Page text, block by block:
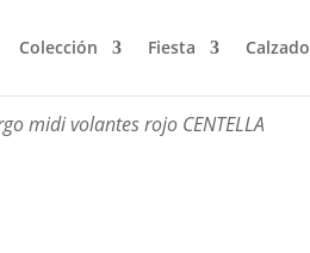
Colección Fiesta Calzado
midi volantes rojo CENTELLA